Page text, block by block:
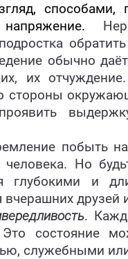
способами,
обычно
их
стороны
побыть
Но
глубокими и
вчерашних друзей
.
Это состояние
служебными